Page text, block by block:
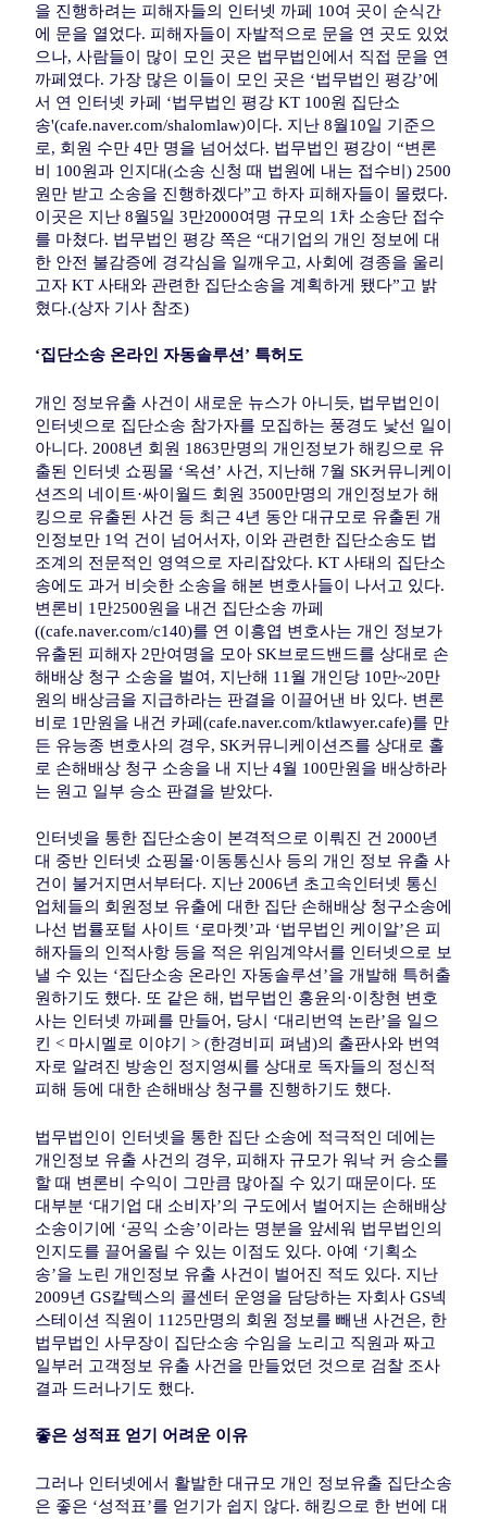
을 진행하려는 피해자들의 인터넷 까페 10여 곳이 순식간
에 문을 열었다. 피해자들이 자발적으로 문을 연 곳도 있었
으나, 사람들이 많이 모인 곳은 법무법인에서 직접 문을 연
까페였다. 가장 많은 이들이 모인 곳은 ‘법무법인 평강’에
서 연 인터넷 카페 ‘법무법인 평강 KT 100원 집단소
송'(cafe.naver.com/shalomlaw)이다. 지난 8월10일 기준으
로, 회원 수만 4만 명을 넘어섰다. 법무법인 평강이 “변론
비 100원과 인지대(소송 신청 때 법원에 내는 접수비) 2500
원만 받고 소송을 진행하겠다”고 하자 피해자들이 몰렸다.
이곳은 지난 8월5일 3만2000여명 규모의 1차 소송단 접수
를 마쳤다. 법무법인 평강 쪽은 “대기업의 개인 정보에 대
한 안전 불감증에 경각심을 일깨우고, 사회에 경종을 울리
고자 KT 사태와 관련한 집단소송을 계획하게 됐다”고 밝
혔다.(상자 기사 참조)
‘집단소송 온라인 자동솔루션’ 특허도
개인 정보유출 사건이 새로운 뉴스가 아니듯, 법무법인이
인터넷으로 집단소송 참가자를 모집하는 풍경도 낯선 일이
아니다. 2008년 회원 1863만명의 개인정보가 해킹으로 유
출된 인터넷 쇼핑몰 ‘옥션’ 사건, 지난해 7월 SK커뮤니케이
션즈의 네이트·싸이월드 회원 3500만명의 개인정보가 해
킹으로 유출된 사건 등 최근 4년 동안 대규모로 유출된 개
인정보만 1억 건이 넘어서자, 이와 관련한 집단소송도 법
조계의 전문적인 영역으로 자리잡았다. KT 사태의 집단소
송에도 과거 비슷한 소송을 해본 변호사들이 나서고 있다.
변론비 1만2500원을 내건 집단소송 까페
((cafe.naver.com/c140)를 연 이흥엽 변호사는 개인 정보가
유출된 피해자 2만여명을 모아 SK브로드밴드를 상대로 손
해배상 청구 소송을 벌여, 지난해 11월 개인당 10만~20만
원의 배상금을 지급하라는 판결을 이끌어낸 바 있다. 변론
비로 1만원을 내건 카페(cafe.naver.com/ktlawyer.cafe)를 만
든 유능종 변호사의 경우, SK커뮤니케이션즈를 상대로 홀
로 손해배상 청구 소송을 내 지난 4월 100만원을 배상하라
는 원고 일부 승소 판결을 받았다.
인터넷을 통한 집단소송이 본격적으로 이뤄진 건 2000년
대 중반 인터넷 쇼핑몰·이동통신사 등의 개인 정보 유출 사
건이 불거지면서부터다. 지난 2006년 초고속인터넷 통신
업체들의 회원정보 유출에 대한 집단 손해배상 청구소송에
나선 법률포털 사이트 ‘로마켓’과 ‘법무법인 케이알’은 피
해자들의 인적사항 등을 적은 위임계약서를 인터넷으로 보
낼 수 있는 ‘집단소송 온라인 자동솔루션’을 개발해 특허출
원하기도 했다. 또 같은 해, 법무법인 홍윤의·이창현 변호
사는 인터넷 까페를 만들어, 당시 ‘대리번역 논란’을 일으
킨 < 마시멜로 이야기 > (한경비피 펴냄)의 출판사와 번역
자로 알려진 방송인 정지영씨를 상대로 독자들의 정신적
피해 등에 대한 손해배상 청구를 진행하기도 했다.
법무법인이 인터넷을 통한 집단 소송에 적극적인 데에는
개인정보 유출 사건의 경우, 피해자 규모가 워낙 커 승소를
할 때 변론비 수익이 그만큼 많아질 수 있기 때문이다. 또
대부분 ‘대기업 대 소비자’의 구도에서 벌어지는 손해배상
소송이기에 ‘공익 소송’이라는 명분을 앞세워 법무법인의
인지도를 끌어올릴 수 있는 이점도 있다. 아예 ‘기획소
송’을 노린 개인정보 유출 사건이 벌어진 적도 있다. 지난
2009년 GS칼텍스의 콜센터 운영을 담당하는 자회사 GS넥
스테이션 직원이 1125만명의 회원 정보를 빼낸 사건은, 한
법무법인 사무장이 집단소송 수임을 노리고 직원과 짜고
일부러 고객정보 유출 사건을 만들었던 것으로 검찰 조사
결과 드러나기도 했다.
좋은 성적표 얻기 어려운 이유
그러나 인터넷에서 활발한 대규모 개인 정보유출 집단소송
은 좋은 ‘성적표’를 얻기가 쉽지 않다. 해킹으로 한 번에 대